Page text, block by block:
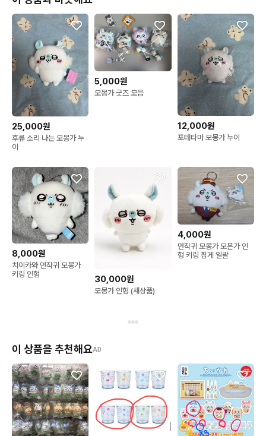
25,000원
후류 소리 나는 모몽가 누
이
5,000원
모몽가 굿즈 모음
12,000원
포테타마 모몽가 누이
8,000원
치이카와 먼작귀 모몽가
키링 인형
30,000원
모몽가 인형 (새상품)
4,000원
먼작귀 모몽가 모몬가 인
형 키링 집게 일괄
이 상품을 추천해요AD